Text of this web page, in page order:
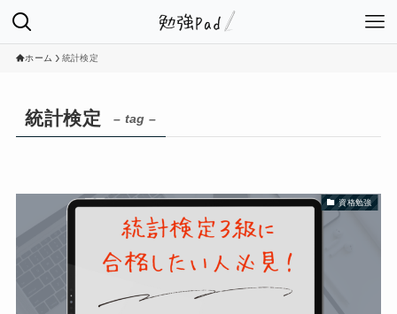
ホーム 統計検定
統計検定 – tag –
資格勉強